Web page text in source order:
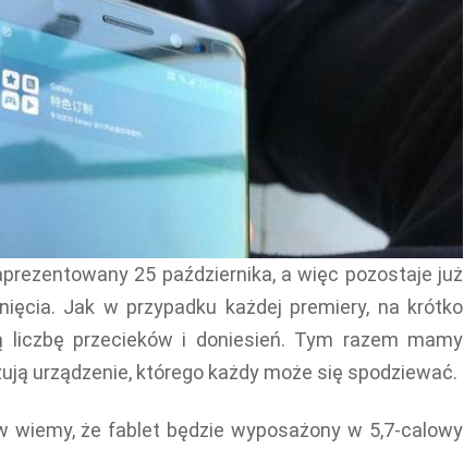
25 października, a więc pozostaje już
Jak w przypadku każdej premiery, na krótko
liczbę przecieków i doniesień. Tym razem mamy
urządzenie, którego każdy może się spodziewać.
wiemy, że fablet będzie wyposażony w 5,7-calowy